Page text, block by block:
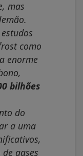
mas
como
enorme
bilhões
do
a uma
gases